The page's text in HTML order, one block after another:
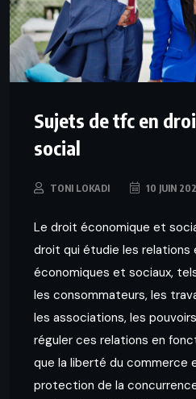
Sujets de tfc en
social
TONI LOKADI 10 JUIN
Le droit économique et
droit qui étudie les relations
économiques et sociaux,
les consommateurs, les
les associations, les
réguler ces relations en
que la liberté du commerce
protection de la